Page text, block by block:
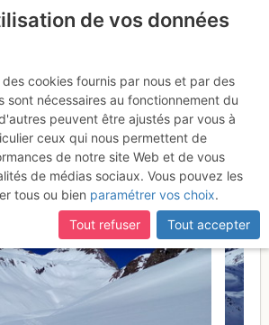
Brunni : versante
Luisa
Jeudi 16 février
de vos données
cookies fournis par nous et par des
sont nécessaires au fonctionnement du
peuvent être ajustés par vous à
ceux qui nous permettent de
de notre site Web et de vous
de médias sociaux. Vous pouvez les
tous ou bien paramétrer vos choix.
Tout refuser
Tout accepter